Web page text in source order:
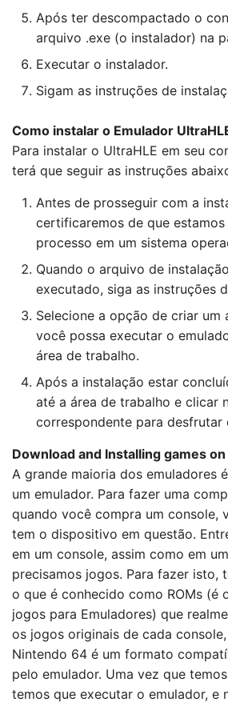
Após ter descompactado o
arquivo .exe (o instalador) na
Executar o instalador.
Sigam as instruções de
Como instalar o Emulador
Para instalar o UltraHLE em seu
terá que seguir as instruções
Antes de prosseguir com a
certificaremos de que
processo em um sistema
Quando o arquivo de
executado, siga as instruções
Selecione a opção de criar um
você possa executar o
área de trabalho.
Após a instalação estar
até a área de trabalho e clicar
correspondente para desfrutar
Download and Installing games
A grande maioria dos emuladores
um emulador. Para fazer uma
quando você compra um console,
tem o dispositivo em questão.
em um console, assim como em
precisamos jogos. Para fazer isto,
o que é conhecido como ROMs (é
jogos para Emuladores) que
os jogos originais de cada
Nintendo 64 é um formato
pelo emulador. Uma vez que
temos que executar o emulador, e